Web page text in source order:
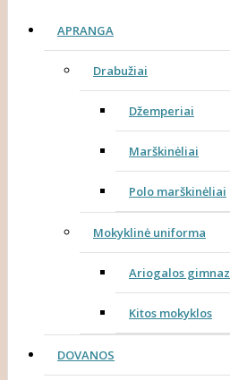
APRANGA
Drabužiai
Džemperiai
Marškinėliai
Polo marškinėliai
Mokyklinė uniforma
Ariogalos
Kitos mokyklos
DOVANOS